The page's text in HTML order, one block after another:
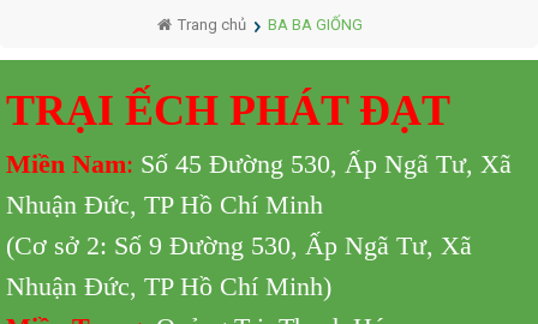
Trang chủ BA BA GIỐNG
TRẠI ẾCH PHÁT ĐẠT
Miền Nam: Số 45 Đường 530, Ấp Ngã Tư, Xã
Nhuận Đức, TP Hồ Chí Minh
(Cơ sở 2: Số 9 Đường 530, Ấp Ngã Tư, Xã
Nhuận Đức, TP Hồ Chí Minh)